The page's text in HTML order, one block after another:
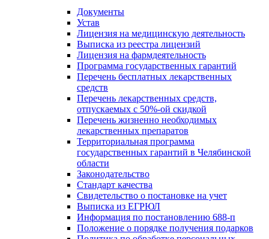
Документы
Устав
Лицензия на медицинскую деятельность
Выписка из реестра лицензий
Лицензия на фармдеятельность
Программа государственных гарантий
Перечень бесплатных лекарственных
средств
Перечень лекарственных средств,
отпускаемых с 50%-ой скидкой
Перечень жизненно необходимых
лекарственных препаратов
Территориальная программа
государственных гарантий в Челябинской
области
Законодательство
Стандарт качества
Свидетельство о постановке на учет
Выписка из ЕГРЮЛ
Информация по постановлению 688-п
Положение о порядке получения подарков